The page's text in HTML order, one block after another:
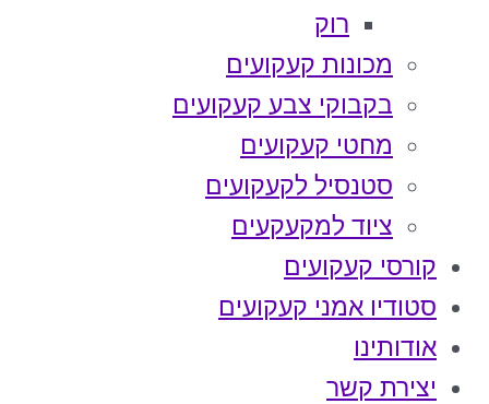
רוק
מכונות קעקועים
בקבוקי צבע קעקועים
מחטי קעקועים
סטנסיל לקעקועים
ציוד למקעקעים
קורסי קעקועים
סטודיו אמני קעקועים
אודותינו
יצירת קשר